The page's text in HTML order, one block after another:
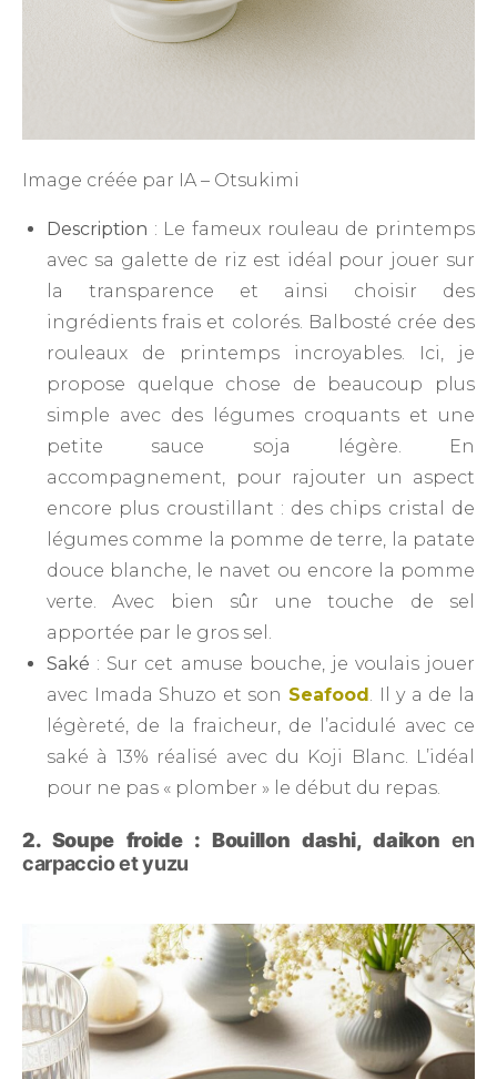
Image créée par IA – Otsukimi
Description : Le fameux rouleau de printemps
avec sa galette de riz est idéal pour jouer sur
la transparence et ainsi choisir des
ingrédients frais et colorés. Balbosté crée des
rouleaux de printemps incroyables. Ici, je
propose quelque chose de beaucoup plus
simple avec des légumes croquants et une
petite sauce soja légère. En
accompagnement, pour rajouter un aspect
encore plus croustillant : des chips cristal de
légumes comme la pomme de terre, la patate
douce blanche, le navet ou encore la pomme
verte. Avec bien sûr une touche de sel
apportée par le gros sel.
Saké : Sur cet amuse bouche, je voulais jouer
avec Imada Shuzo et son Seafood . Il y a de la
légèreté, de la fraicheur, de l’acidulé avec ce
saké à 13% réalisé avec du Koji Blanc. L’idéal
pour ne pas « plomber » le début du repas.
2. Soupe froide : Bouillon dashi, daikon en
carpaccio et yuzu